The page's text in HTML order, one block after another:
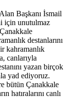
Başkanı İsmail
için unutulmaz
destanlarını
kahramanlık
canlarıyla
yazan birçok
yad ediyoruz.
bütün Çanakkale
hatıralarını canlı